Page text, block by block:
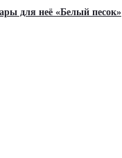
для неё «Белый песок»